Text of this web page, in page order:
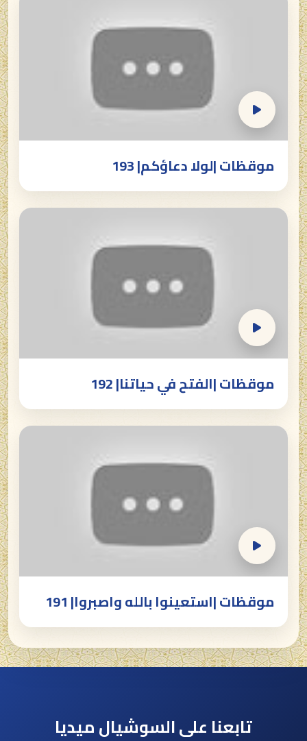
موقظات |لولا دعاؤكم| 193
موقظات |الفتح في حياتنا| 192
موقظات |استعينوا بالله واصبروا| 191
تابعنا على السوشيال ميديا